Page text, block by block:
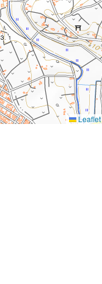
Leaflet